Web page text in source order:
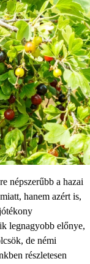
népszerűbb a hazai
hanem azért is,
legnagyobb előnye,
de némi
részletesen